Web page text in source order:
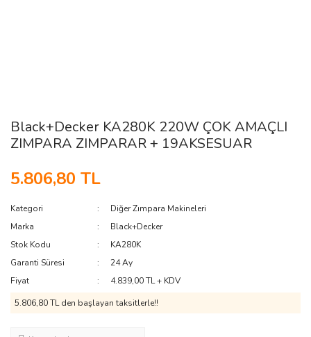
Black+Decker KA280K 220W ÇOK AMAÇLI
ZIMPARA ZIMPARAR + 19AKSESUAR
5.806,80 TL
Kategori
Diğer Zımpara Makineleri
Marka
Black+Decker
Stok Kodu
KA280K
Garanti Süresi
24 Ay
Fiyat
4.839,00 TL + KDV
5.806,80 TL den başlayan taksitlerle!!